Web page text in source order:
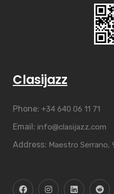
Clasijazz
Phone: +34 640 06 11 71
Email: info@clasijazz.com
Address: Maestro Serrano,